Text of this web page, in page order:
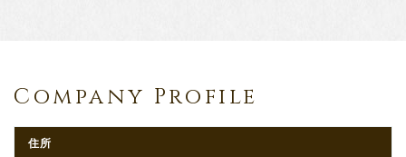
Company Profile
住所